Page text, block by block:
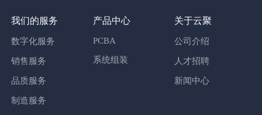
我们的服务
数字化服务
销售服务
品质服务
制造服务
产品中心
PCBA
系统组装
关于云聚
公司介绍
人才招聘
新闻中心